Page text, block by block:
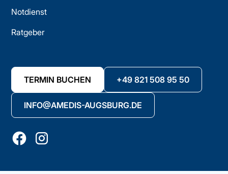
Notdienst
Ratgeber
TERMIN BUCHEN +49 821 508 95 50
INFO@AMEDIS-AUGSBURG.DE